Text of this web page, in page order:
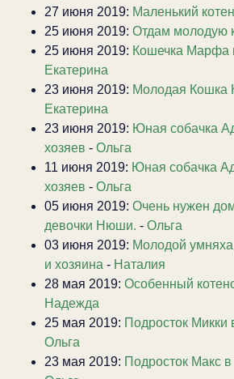
27 июня 2019: Маленький
25 июня 2019: Отдам молодую
25 июня 2019: Кошечка Марфа
Екатерина
23 июня 2019: Молодая Кошка
Екатерина
23 июня 2019: Юная собачка
хозяев - Ольга
11 июня 2019: Юная собачка
хозяев - Ольга
05 июня 2019: Очень нужен
девочки Нюши. - Ольга
03 июня 2019: Молодой
и хозяина - Наталия
28 мая 2019: Особенный
Надежда
25 мая 2019: Подросток Микки
Ольга
23 мая 2019: Подросток Макс